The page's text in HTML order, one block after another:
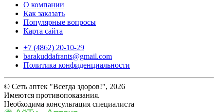
О компании
Как заказать
Популярные вопросы
Карта сайта
+7 (4862) 20-10-29
barakuddafrants@gmail.com
Политика конфиденциальности
© Сеть аптек "Всегда здоров!", 2026
Имеются противопоказания.
Необходима консультация специалиста